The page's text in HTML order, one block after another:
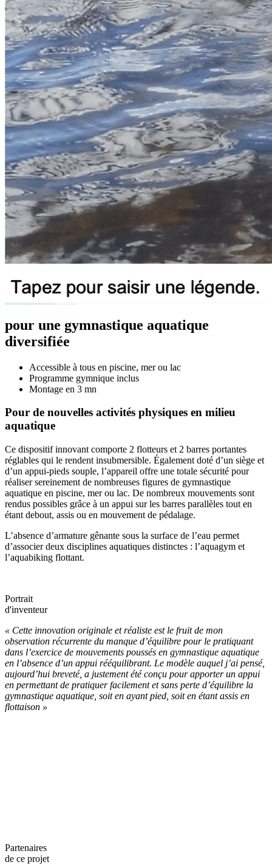
pour une gymnastique aquatique
diversifiée
Accessible à tous en piscine, mer ou lac
Programme gymnique inclus
Montage en 3 mn
Pour de nouvelles activités physiques en milieu
aquatique
Ce dispositif innovant comporte 2 flotteurs et 2 barres portantes
réglables qui le rendent insubmersible. Également doté d’un siège et
d’un appui-pieds souple, l’appareil offre une totale sécurité pour
réaliser sereinement de nombreuses figures de gymnastique
aquatique en piscine, mer ou lac. De nombreux mouvements sont
rendus possibles grâce à un appui sur les barres parallèles tout en
étant debout, assis ou en mouvement de pédalage.
L’absence d’armature gênante sous la surface de l’eau permet
d’associer deux disciplines aquatiques distinctes : l’aquagym et
l’aquabiking flottant.
Portrait
d'inventeur
« Cette innovation originale et réaliste est le fruit de mon
observation récurrente du manque d’équilibre pour le pratiquant
dans l’exercice de mouvements poussés en gymnastique aquatique
en l’absence d’un appui rééquilibrant. Le modèle auquel j’ai pensé,
aujourd’hui breveté, a justement été conçu pour apporter un appui
en permettant de pratiquer facilement et sans perte d’équilibre la
gymnastique aquatique, soit en ayant pied, soit en étant assis en
flottaison »
Partenaires
de ce projet